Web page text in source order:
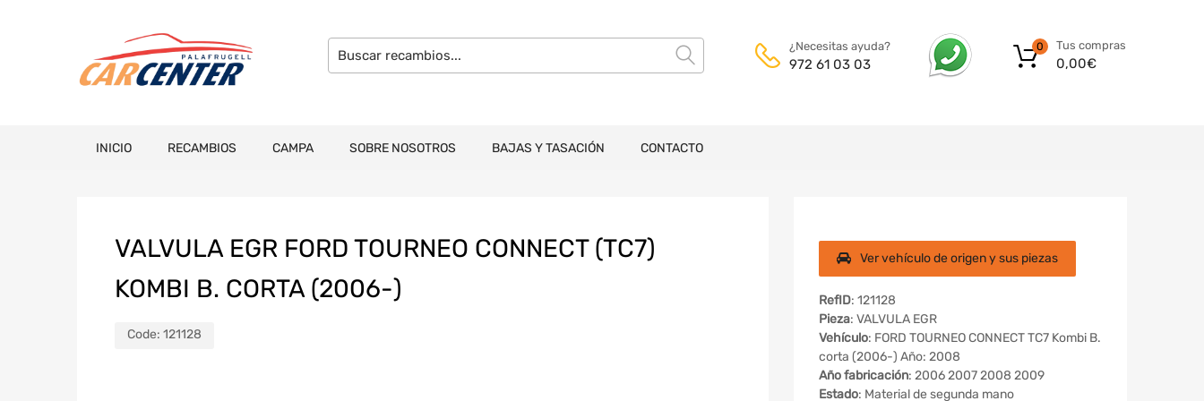
¿Necesitas ayuda?
972 61 03 03
Tus compras
0,00€
0
INICIO RECAMBIOS CAMPA SOBRE NOSOTROS BAJAS Y TASACIÓN CONTACTO
VALVULA EGR FORD TOURNEO CONNECT (TC7)
KOMBI B. CORTA (2006-)
Code: 121128
Ver vehículo de origen y sus piezas
RefID: 121128
Pieza: VALVULA EGR
Vehículo: FORD TOURNEO CONNECT TC7 Kombi B.
corta (2006-) Año: 2008
Año fabricación: 2006 2007 2008 2009
Estado: Material de segunda mano